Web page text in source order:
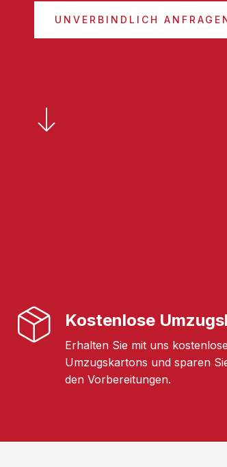
UNVERBINDLICH
Kostenlose
Erhalten Sie mit uns kostenlose
Umzugskartons und sparen
den Vorbereitungen.